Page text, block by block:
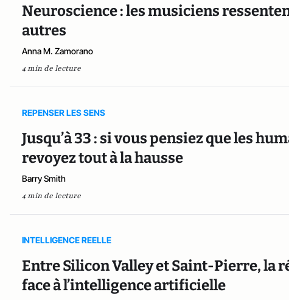
Neuroscience : les musiciens
autres
Anna M. Zamorano
4 min de lecture
REPENSER LES SENS
Jusqu’à 33 : si vous pensiez que les
revoyez tout à la hausse
Barry Smith
4 min de lecture
INTELLIGENCE REELLE
Entre Silicon Valley et Saint-Pierre, la
face à l’intelligence artificielle